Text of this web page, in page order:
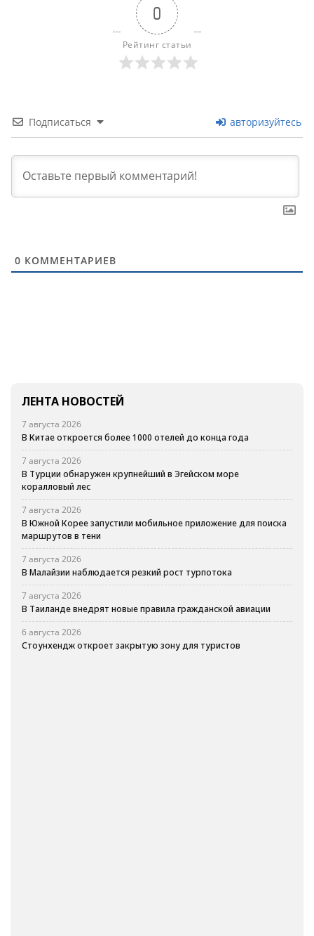
0
Рейтинг статьи
Подписаться авторизуйтесь
0 КОММЕНТАРИЕВ
ЛЕНТА НОВОСТЕЙ
7 августа 2026
В Китае откроется более 1000 отелей до конца года
7 августа 2026
В Турции обнаружен крупнейший в Эгейском море
коралловый лес
7 августа 2026
В Южной Корее запустили мобильное приложение для поиска
маршрутов в тени
7 августа 2026
В Малайзии наблюдается резкий рост турпотока
7 августа 2026
В Таиланде внедрят новые правила гражданской авиации
6 августа 2026
Стоунхендж откроет закрытую зону для туристов